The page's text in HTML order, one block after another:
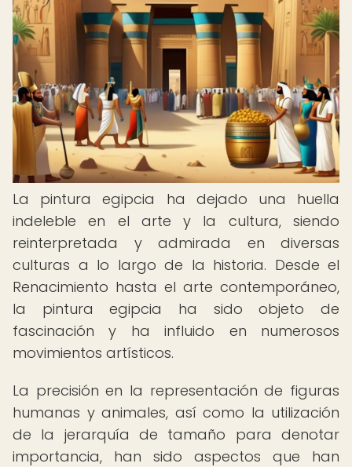
La pintura egipcia ha dejado una huella
indeleble en el arte y la cultura, siendo
reinterpretada y admirada en diversas
culturas a lo largo de la historia. Desde el
Renacimiento hasta el arte contemporáneo,
la pintura egipcia ha sido objeto de
fascinación y ha influido en numerosos
movimientos artísticos.
La precisión en la representación de figuras
humanas y animales, así como la utilización
de la jerarquía de tamaño para denotar
importancia, han sido aspectos que han